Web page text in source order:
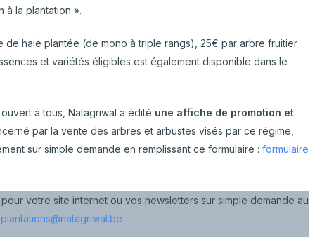
à la plantation ».
de haie plantée (de mono à triple rangs), 25€ par arbre fruitier
et variétés éligibles est également disponible dans le
à tous, Natagriwal a édité une affiche de promotion et
par la vente des arbres et arbustes visés par ce régime,
sur simple demande en remplissant ce formulaire : formulaire
votre site internet ou vos newsletters sur simple demande au
plantations@natagriwal.be